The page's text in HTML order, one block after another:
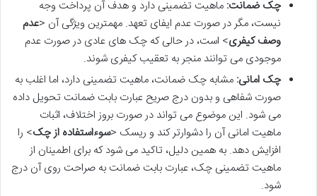
چک ضمانت: ماهیت تضمینی دارد و هدف آن پرداخت وجه
نیست، مگر در صورت عدم ایفای تعهد. مهمترین ویژگی آن <عدم
وصف کیفری> است، در حالی که چک های عادی در صورت عدم
موجودی می توانند منجر به تعقیب کیفری شوند.
چک امانی: مشابه چک ضمانت، ماهیت تضمینی دارد، اما اغلب به
صورت شفاهی و بدون درج صریح عبارت بابت ضمانت تحویل داده
می شود. این موضوع می تواند در صورت بروز اختلاف، اثبات
ماهیت امانی آن را دشوارتر کند و ریسک <سوءاستفاده از چک> را
افزایش دهد. به همین دلیل، تاکید می شود که برای اطمینان از
ماهیت تضمینی چک، عبارت بابت ضمانت به صراحت روی آن درج
شود.